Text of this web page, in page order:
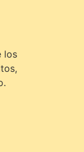
los